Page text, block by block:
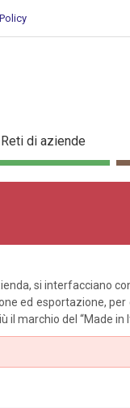
Reti di aziende
si interfacciano
ed esportazione,
marchio del “Made in